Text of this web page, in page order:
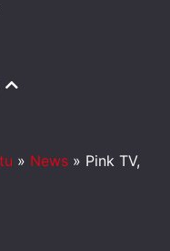
» News » Pink TV,